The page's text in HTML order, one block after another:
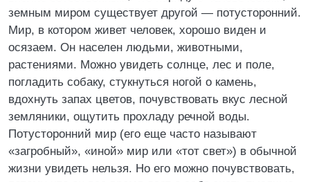
земным миром существует другой — потусторонний.
Мир, в котором живет человек, хорошо виден и
осязаем. Он населен людьми, животными,
растениями. Можно увидеть солнце, лес и поле,
погладить собаку, стукнуться ногой о камень,
вдохнуть запах цветов, почувствовать вкус лесной
земляники, ощутить прохладу речной воды.
Потусторонний мир (его еще часто называют
«загробный», «иной» мир или «тот свет») в обычной
жизни увидеть нельзя. Но его можно почувствовать,